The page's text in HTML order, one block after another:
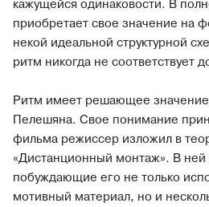
кажущейся одинаковости. В
приобретает свое значение на
некой идеальной структурной
ритм никогда не соответствует
Ритм имеет решающее
Пелешяна. Свое понимание
фильма режиссер изложил в
«Дистанционный монтаж». В
побуждающие его не только
мотивный материал, но и